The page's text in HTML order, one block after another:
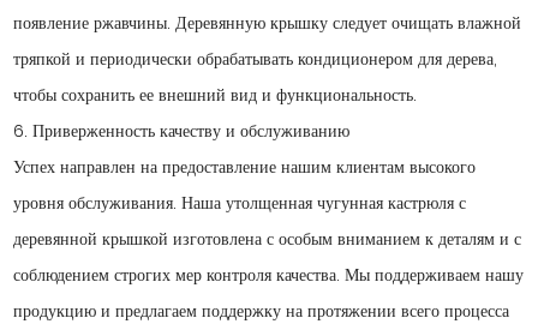
появление ржавчины. Деревянную крышку следует очищать влажной
тряпкой и периодически обрабатывать кондиционером для дерева,
чтобы сохранить ее внешний вид и функциональность.
6. Приверженность качеству и обслуживанию
Успех направлен на предоставление нашим клиентам высокого
уровня обслуживания. Наша утолщенная чугунная кастрюля с
деревянной крышкой изготовлена ​​с особым вниманием к деталям и с
соблюдением строгих мер контроля качества. Мы поддерживаем нашу
продукцию и предлагаем поддержку на протяжении всего процесса